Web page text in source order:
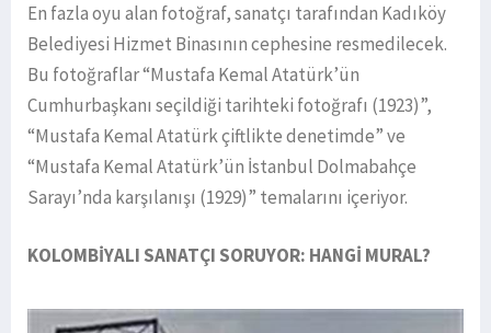
En fazla oyu alan fotoğraf, sanatçı tarafından Kadıköy
Belediyesi Hizmet Binasının cephesine resmedilecek.
Bu fotoğraflar “Mustafa Kemal Atatürk’ün
Cumhurbaşkanı seçildiği tarihteki fotoğrafı (1923)”,
“Mustafa Kemal Atatürk çiftlikte denetimde” ve
“Mustafa Kemal Atatürk’ün İstanbul Dolmabahçe
Sarayı’nda karşılanışı (1929)” temalarını içeriyor.
KOLOMBİYALI SANATÇI SORUYOR: HANGİ MURAL?